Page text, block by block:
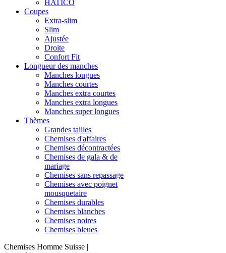
HATICO
Coupes
Extra-slim
Slim
Ajustée
Droite
Confort Fit
Longueur des manches
Manches longues
Manches courtes
Manches extra courtes
Manches extra longues
Manches super longues
Thèmes
Grandes tailles
Chemises d'affaires
Chemises décontractées
Chemises de gala & de
mariage
Chemises sans repassage
Chemises avec poignet
mousquetaire
Chemises durables
Chemises blanches
Chemises noires
Chemises bleues
Chemises Homme Suisse |